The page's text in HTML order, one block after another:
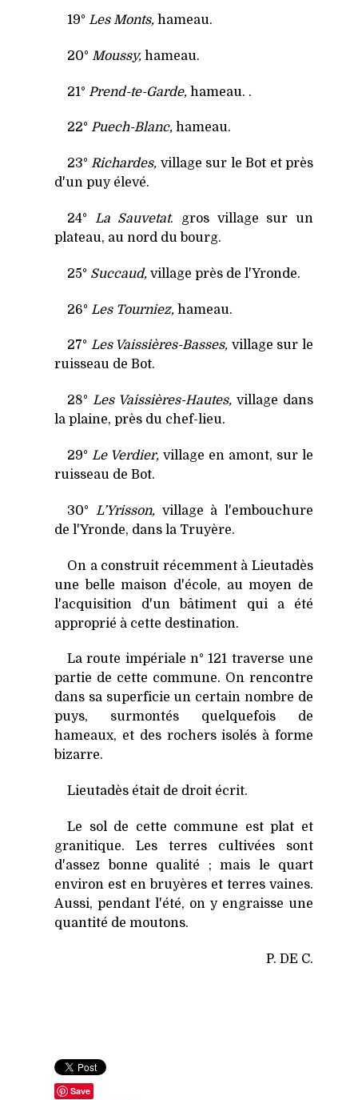
19° Les Monts, hameau.
20° Moussy, hameau.
21° Prend-te-Garde, hameau. .
22° Puech-Blanc, hameau.
23° Richardes, village sur le Bot et près
d'un puy élevé.
24° La Sauvetat. gros village sur un
plateau, au nord du bourg.
25° Succaud, village près de l'Yronde.
26° Les Tourniez, hameau.
27° Les Vaissières-Basses, village sur le
ruisseau de Bot.
28° Les Vaissières-Hautes, village dans
la plaine, près du chef-lieu.
29° Le Verdier, village en amont, sur le
ruisseau de Bot.
30° L’Yrisson,village à l'embouchure
de l'Yronde, dans la Truyère.
On a construit récemment à Lieutadès
une belle maison d'école, au moyen de
l'acquisition d'un bâtiment qui a été
approprié à cette destination.
La route impériale n° 121 traverse une
partie de cette commune. On rencontre
dans sa superficie un certain nombre de
puys, surmontés quelquefois de
hameaux, et des rochers isolés à forme
bizarre.
Lieutadès était de droit écrit.
Le sol de cette commune est plat et
granitique. Les terres cultivées sont
d'assez bonne qualité ; mais le quart
environ est en bruyères et terres vaines.
Aussi, pendant l'été, on y engraisse une
quantité de moutons.
P. DE C.
Save